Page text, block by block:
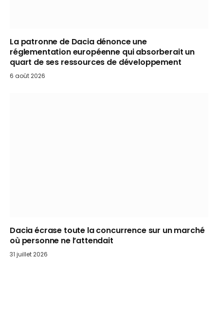
La patronne de Dacia dénonce une
réglementation européenne qui absorberait un
quart de ses ressources de développement
6 août 2026
Dacia écrase toute la concurrence sur un marché
où personne ne l’attendait
31 juillet 2026